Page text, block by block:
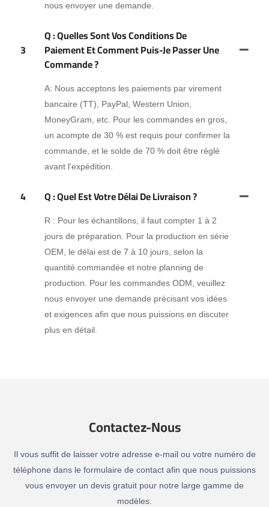
nous envoyer une demande.
3
Q : Quelles Sont Vos Conditions De
Paiement Et Comment Puis-Je Passer Une
Commande ?
A: Nous acceptons les paiements par virement
bancaire (TT), PayPal, Western Union,
MoneyGram, etc. Pour les commandes en gros,
un acompte de 30 % est requis pour confirmer la
commande, et le solde de 70 % doit être réglé
avant l'expédition.
4 Q : Quel Est Votre Délai De Livraison ?
R : Pour les échantillons, il faut compter 1 à 2
jours de préparation. Pour la production en série
OEM, le délai est de 7 à 10 jours, selon la
quantité commandée et notre planning de
production. Pour les commandes ODM, veuillez
nous envoyer une demande précisant vos idées
et exigences afin que nous puissions en discuter
plus en détail.
Contactez-Nous
Il vous suffit de laisser votre adresse e-mail ou votre numéro de
téléphone dans le formulaire de contact afin que nous puissions
vous envoyer un devis gratuit pour notre large gamme de
modèles.